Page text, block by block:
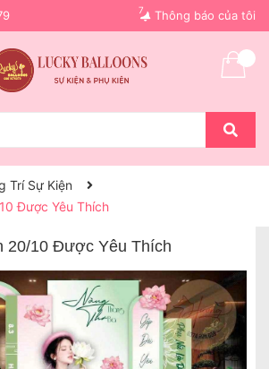
Thông báo của tôi
7
Trí Sự Kiện
Được Yêu Thích
20/10 Được Yêu Thích